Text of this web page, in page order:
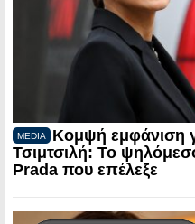
MEDIA
Κομψή εμφάνιση
Τσιμτσιλή: Το
Prada που επέλεξε